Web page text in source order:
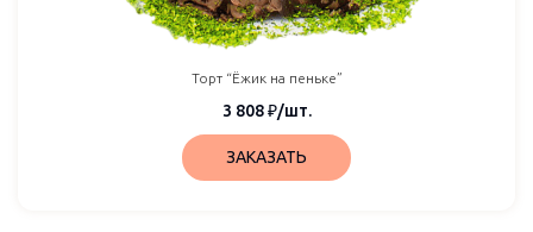
Торт “Ёжик на пеньке”
3 808₽/шт.
ЗАКАЗАТЬ